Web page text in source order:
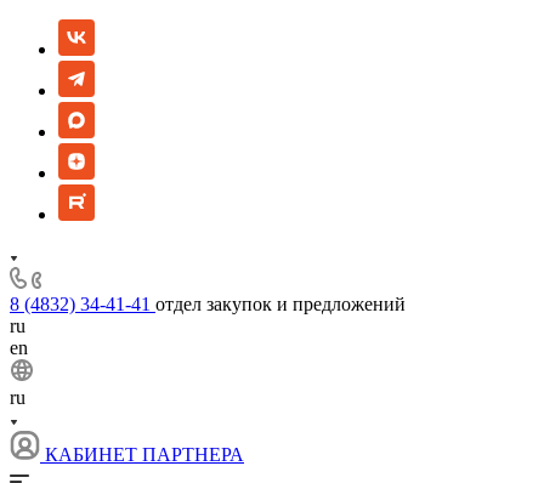
8 (4832) 34-41-41 отдел закупок и предложений
ru
en
ru
КАБИНЕТ ПАРТНЕРА